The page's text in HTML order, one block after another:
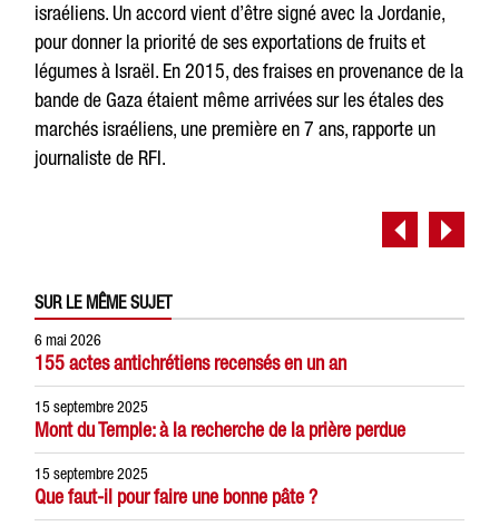
israéliens. Un accord vient d’être signé avec la Jordanie,
pour donner la priorité de ses exportations de fruits et
légumes à Israël. En 2015, des fraises en provenance de la
bande de Gaza étaient même arrivées sur les étales des
marchés israéliens, une première en 7 ans, rapporte un
journaliste de RFI.
SUR LE MÊME SUJET
6 mai 2026
155 actes antichrétiens recensés en un an
15 septembre 2025
Mont du Temple: à la recherche de la prière perdue
15 septembre 2025
Que faut-il pour faire une bonne pâte ?